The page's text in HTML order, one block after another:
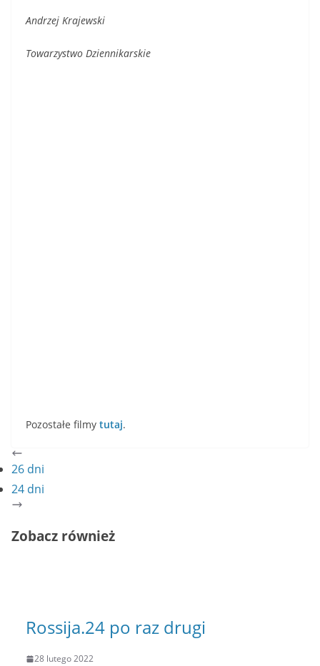
Andrzej Krajewski
Towarzystwo Dziennikarskie
Pozostałe filmy tutaj.
26 dni
24 dni
Zobacz również
Rossija.24 po raz drugi
28 lutego 2022